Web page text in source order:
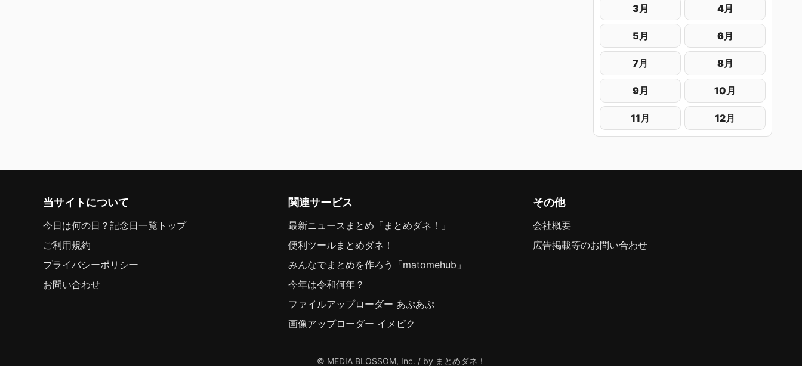
3月 4月
5月 6月
7月 8月
9月 10月
11月 12月
当サイトについて
今日は何の日？記念日一覧トップ
ご利用規約
プライバシーポリシー
お問い合わせ
関連サービス
最新ニュースまとめ「まとめダネ！」
便利ツールまとめダネ！
みんなでまとめを作ろう「matomehub」
今年は令和何年？
ファイルアップローダー あぷあぷ
画像アップローダー イメピク
その他
会社概要
広告掲載等のお問い合わせ
© MEDIA BLOSSOM, Inc. / by まとめダネ！